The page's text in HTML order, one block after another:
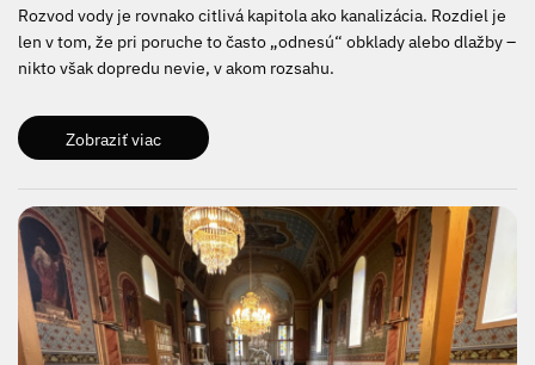
Rozvod vody je rovnako citlivá kapitola ako kanalizácia. Rozdiel je
len v tom, že pri poruche to často „odnesú“ obklady alebo dlažby –
nikto však dopredu nevie, v akom rozsahu.
Zobraziť viac